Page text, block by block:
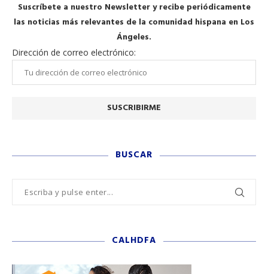
Suscríbete a nuestro Newsletter y recibe periódicamente
las noticias más relevantes de la comunidad hispana en Los
Ángeles.
Dirección de correo electrónico:
BUSCAR
CALHDFA